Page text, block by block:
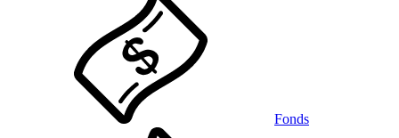
Fonds